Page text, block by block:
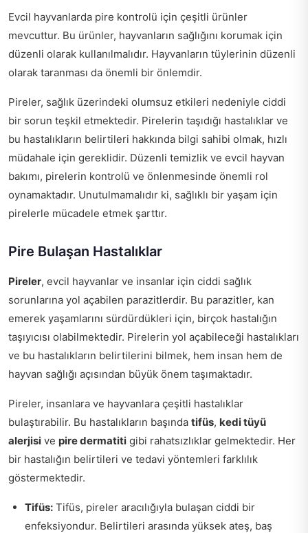
Evcil hayvanlarda pire kontrolü için çeşitli ürünler
mevcuttur. Bu ürünler, hayvanların sağlığını korumak için
düzenli olarak kullanılmalıdır. Hayvanların tüylerinin düzenli
olarak taranması da önemli bir önlemdir.
Pireler, sağlık üzerindeki olumsuz etkileri nedeniyle ciddi
bir sorun teşkil etmektedir. Pirelerin taşıdığı hastalıklar ve
bu hastalıkların belirtileri hakkında bilgi sahibi olmak, hızlı
müdahale için gereklidir. Düzenli temizlik ve evcil hayvan
bakımı, pirelerin kontrolü ve önlenmesinde önemli rol
oynamaktadır. Unutulmamalıdır ki, sağlıklı bir yaşam için
pirelerle mücadele etmek şarttır.
Pire Bulaşan Hastalıklar
Pireler, evcil hayvanlar ve insanlar için ciddi sağlık
sorunlarına yol açabilen parazitlerdir. Bu parazitler, kan
emerek yaşamlarını sürdürdükleri için, birçok hastalığın
taşıyıcısı olabilmektedir. Pirelerin yol açabileceği hastalıkları
ve bu hastalıkların belirtilerini bilmek, hem insan hem de
hayvan sağlığı açısından büyük önem taşımaktadır.
Pireler, insanlara ve hayvanlara çeşitli hastalıklar
bulaştırabilir. Bu hastalıkların başında tifüs, kedi tüyü
alerjisi ve pire dermatiti gibi rahatsızlıklar gelmektedir. Her
bir hastalığın belirtileri ve tedavi yöntemleri farklılık
göstermektedir.
Tifüs: Tifüs, pireler aracılığıyla bulaşan ciddi bir
enfeksiyondur. Belirtileri arasında yüksek ateş, baş